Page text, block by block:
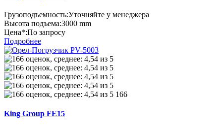
Грузоподъемность:Уточняйте у менеджера
Высота подъема:3000 mm
Цена*:По запросу
Подробнее
166
King Group FE15